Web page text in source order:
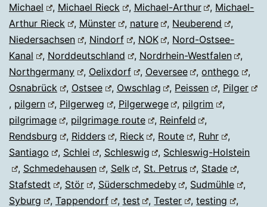
Michael
, Michael Rieck , Michael-Arthur , Michael-
Arthur Rieck
, Münster , nature , Neuberend
,
Niedersachsen
, Nindorf , NOK , Nord-Ostsee-
Kanal
, Norddeutschland , Nordrhein-Westfalen
,
Northgermany
, Oelixdorf , Oeversee ,onthego
,
Osnabrück
, Ostsee , Owschlag , Peissen , Pilger
, pilgern , Pilgerweg , Pilgerwege , pilgrim
,
pilgrimage
, pilgrimage route , Reinfeld
,
Rendsburg
, Ridders , Rieck , Route , Ruhr
,
Santiago
, Schlei , Schleswig , Schleswig-Holstein
, Schmedehausen , Selk , St. Petrus , Stade
,
Stafstedt
, Stör , Süderschmedeby , Sudmühle
,
Syburg
, Tappendorf , test ,Tester ,testing
,